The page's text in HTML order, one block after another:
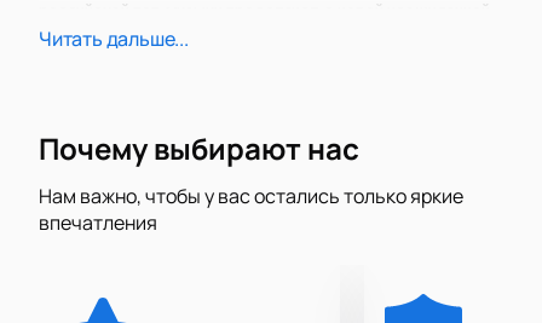
стороны. Ещё более масштабное зрелище, старые и
Читать дальше...
Почему выбирают нас
Нам важно, чтобы у вас остались только яркие
впечатления